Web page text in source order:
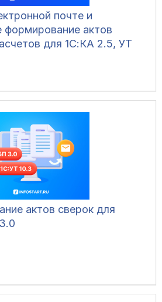
почте и
формирование актов
для 1С:КА 2.5, УТ
актов сверок для